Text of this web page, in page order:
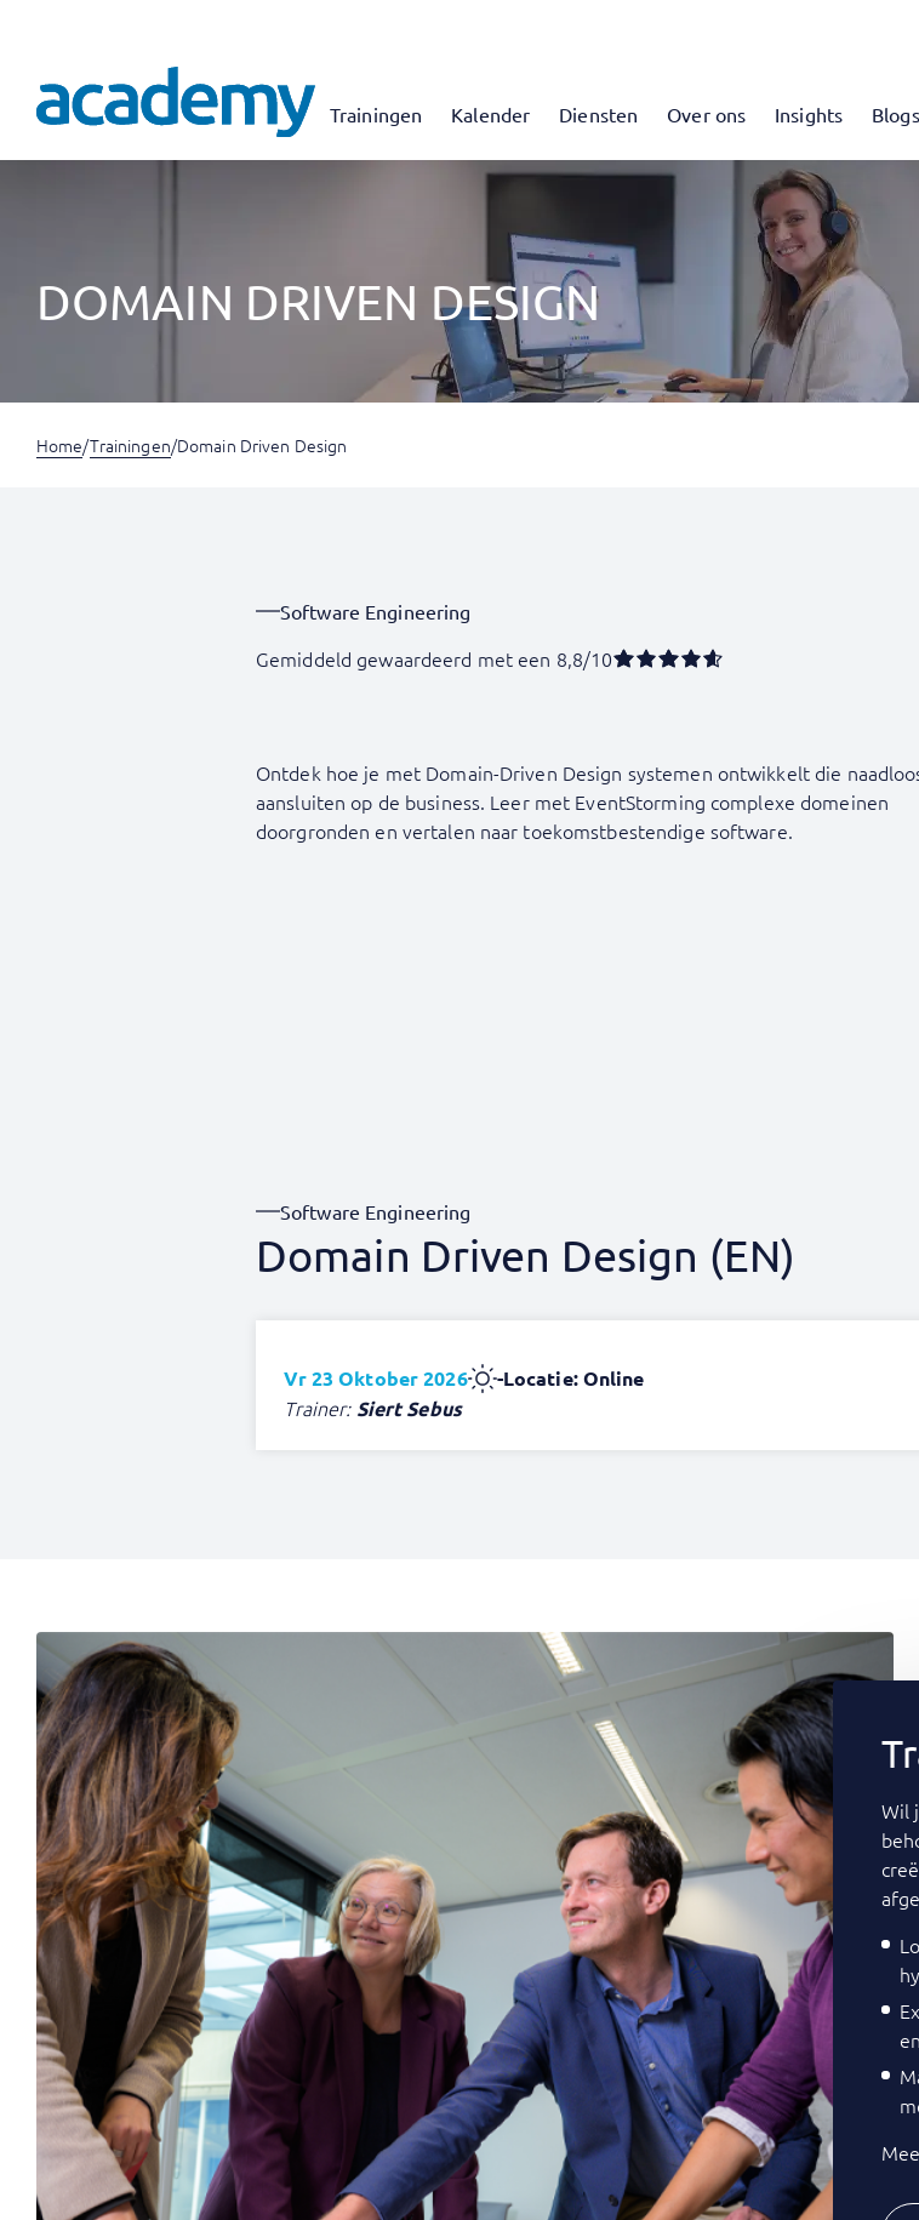
Trainingen Kalender Diensten Over ons Insights Blogs
DOMAIN DRIVEN DESIGN
Home/Trainingen/Domain Driven Design
Software Engineering
Gemiddeld gewaardeerd met een 8,8/10
Ontdek hoe je met Domain-Driven Design systemen ontwikkelt die
aansluiten op de business. Leer met EventStorming complexe domeinen
doorgronden en vertalen naar toekomstbestendige software.
Software Engineering
Domain Driven Design (EN)
Vr 23 Oktober 2026 -Locatie: Online
Trainer: Siert Sebus
Wil